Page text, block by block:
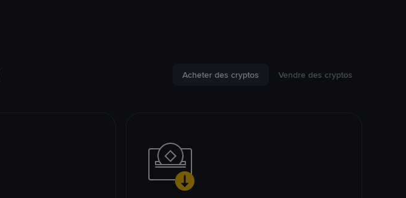
Acheter des cryptos Vendre des cryptos